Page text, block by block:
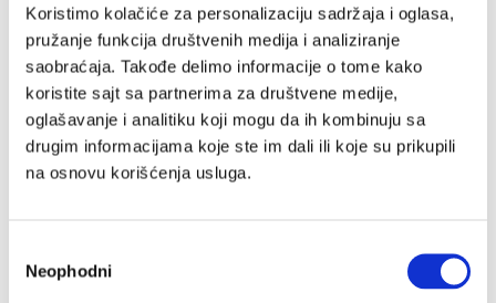
Koristimo kolačiće za personalizaciju sadržaja i oglasa,
pružanje funkcija društvenih medija i analiziranje
saobraćaja. Takođe delimo informacije o tome kako
koristite sajt sa partnerima za društvene medije,
oglašavanje i analitiku koji mogu da ih kombinuju sa
drugim informacijama koje ste im dali ili koje su prikupili
na osnovu korišćenja usluga.
сагласности
Neophodni
ZORAN RADOVANOVIĆ 11.10.2024.